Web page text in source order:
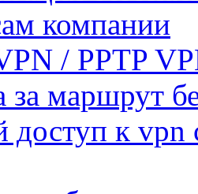
компании
/ PPTP
за маршрут
к vpn